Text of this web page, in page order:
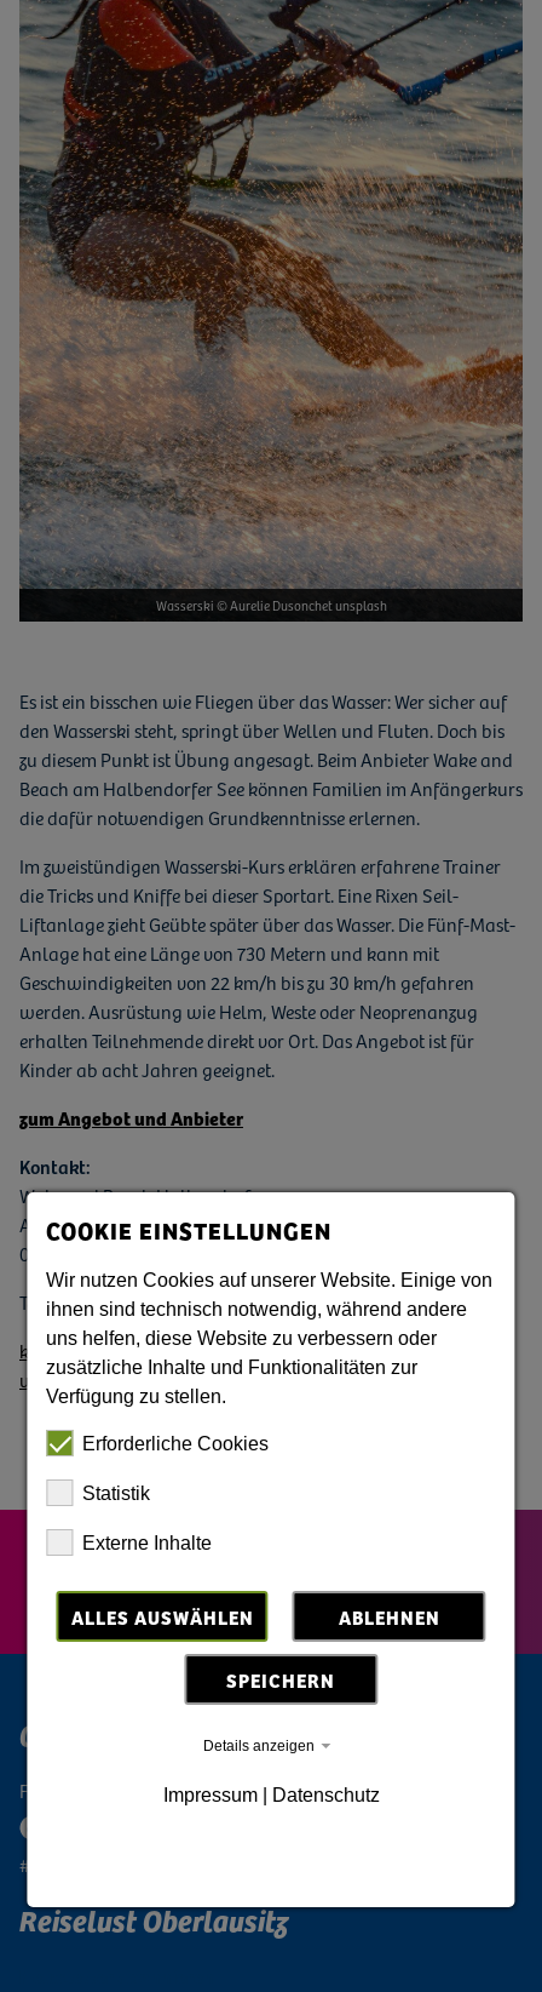
Wasserski © Aurelie Dusonchet unsplash
Es ist ein bisschen wie Fliegen über das Wasser: Wer sicher auf
den Wasserski steht, springt über Wellen und Fluten. Doch bis
zu diesem Punkt ist Übung angesagt. Beim Anbieter Wake and
Beach am Halbendorfer See können Familien im Anfängerkurs
die dafür notwendigen Grundkenntnisse erlernen.
Im zweistündigen Wasserski-Kurs erklären erfahrene Trainer
die Tricks und Kniffe bei dieser Sportart. Eine Rixen Seil-
Liftanlage zieht Geübte später über das Wasser. Die Fünf-Mast-
Anlage hat eine Länge von 730 Metern und kann mit
Geschwindigkeiten von 22 km/h bis zu 30 km/h gefahren
werden. Ausrüstung wie Helm, Weste oder Neoprenanzug
erhalten Teilnehmende direkt vor Ort. Das Angebot ist für
Kinder ab acht Jahren geeignet.
zum Angebot und Anbieter
Kontakt:
Wake and Beach Halbendorf
Am See 1
02959 Schleife
Telefon: +49 (0) 35773 / 910050
kontakt@wakeboard-halbendorf.de
www.wakeboard-halbendorf.de
Oberlausitz Digital
Folge der Oberlausitz
#oberlausitzeinmalig
Reiselust Oberlausitz
COOKIE EINSTELLUNGEN
Wir nutzen Cookies auf unserer Website. Einige von
ihnen sind technisch notwendig, während andere
uns helfen, diese Website zu verbessern oder
zusätzliche Inhalte und Funktionalitäten zur
Verfügung zu stellen.
Erforderliche Cookies
Statistik
Externe Inhalte
ALLES AUSWÄHLEN ABLEHNEN
SPEICHERN
Details anzeigen
Impressum| Datenschutz